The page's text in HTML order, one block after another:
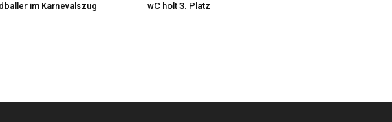
im Karnevalszug wC holt 3. Platz